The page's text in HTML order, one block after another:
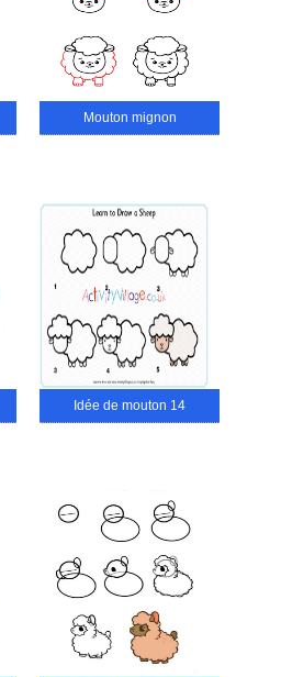
Mouton mignon
Idée de mouton 14